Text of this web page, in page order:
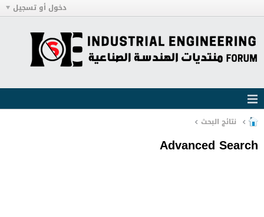
دخول أو تسجيل
نتائج البحث
Advanced Search